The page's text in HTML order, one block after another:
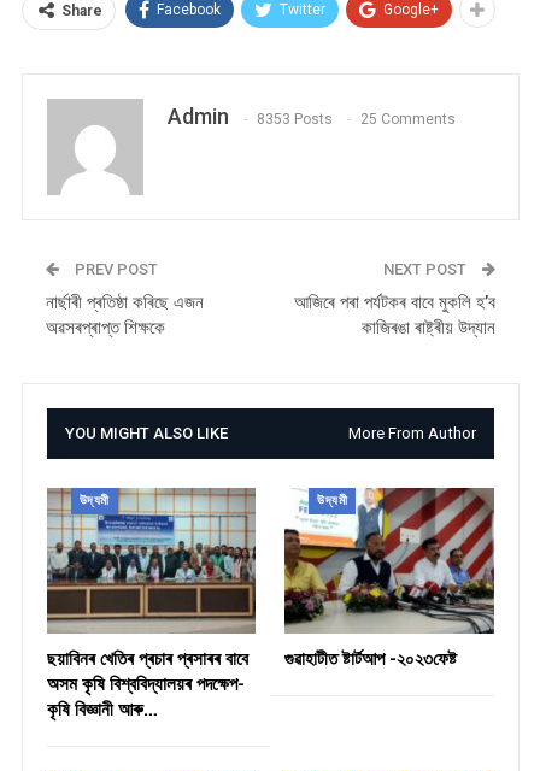
Share Facebook Twitter Google+
Admin 8353 Posts 25 Comments
PREV POST
নাৰ্ছাৰী প্ৰতিষ্ঠা কৰিছে এজন
অৱসৰপ্ৰাপ্ত শিক্ষকে
NEXT POST
আজিৰে পৰা পৰ্যটকৰ বাবে মুকলি হ’ব
কাজিৰঙা ৰাষ্ট্ৰীয় উদ্যান
YOU MIGHT ALSO LIKE More From Author
উদ্যমী
ছয়াবিনৰ খেতিৰ প্ৰচাৰ প্ৰসাৰৰ বাবে
অসম কৃষি বিশ্ববিদ্যালয়ৰ পদক্ষেপ-
কৃষি বিজ্ঞানী আৰু…
উদ্যমী
গুৱাহাটীত ষ্টাৰ্টআপ -২০২৩ফেষ্ট